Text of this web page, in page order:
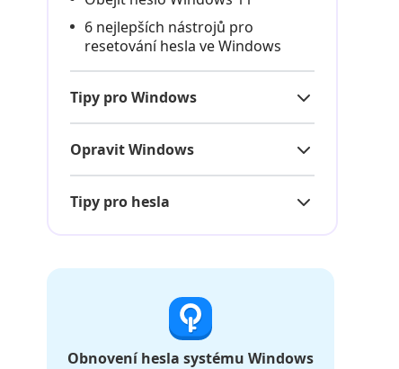
6 nejlepších nástrojů pro
resetování hesla ve Windows
Tipy pro Windows
Opravit Windows
Tipy pro hesla
Obnovení hesla systému Windows